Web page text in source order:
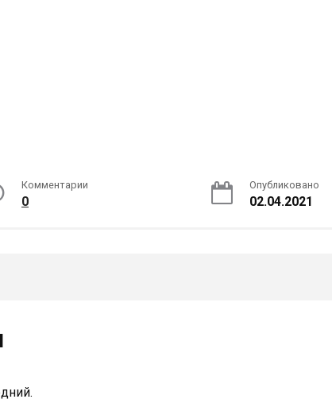
Комментарии
0
Опубликовано
02.04.2021